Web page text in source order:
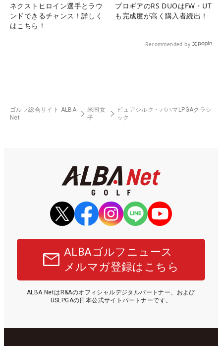
ネクストヒロイン選手とラウ
ンドできるチャンス！詳しく
はこちら！
プロギアのRS DUOはFW・UT
も完成度が高く購入者続出！
Recommended by
ゴルフ総合サイト ALBA
Net
米国女
子
ピュアシルク・バハマLPGAクラシ
ック
ALBAゴルフニュース
メルマガ登録はこちら
ALBA NetはR&Aのオフィシャルデジタルパートナー、および
USLPGAの日本公式サイトパートナーです。